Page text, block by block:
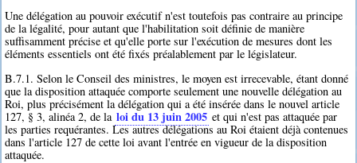
Une délégation au pouvoir exécutif n'est toutefois pas contraire au principe
de la légalité, pour autant que l'habilitation soit définie de manière
suffisamment précise et qu'elle porte sur l'exécution de mesures dont les
éléments essentiels ont été fixés préalablement par le législateur.
B.7.1. Selon le Conseil des ministres, le moyen est irrecevable, étant donné
que la disposition attaquée comporte seulement une nouvelle délégation au
Roi, plus précisément la délégation qui a été insérée dans le nouvel article
127, § 3, alinéa 2, de la loi du 13 juin 2005 et qui n'est pas attaquée par
les parties requérantes. Les autres délégations au Roi étaient déjà contenues
dans l'article 127 de cette loi avant l'entrée en vigueur de la disposition
attaquée.